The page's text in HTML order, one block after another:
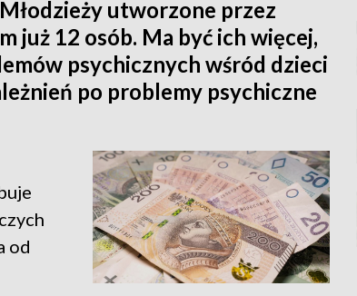
utworzone przez
już 12 osób. Ma być ich więcej,
psychicznych wśród dzieci
po problemy psychiczne
od